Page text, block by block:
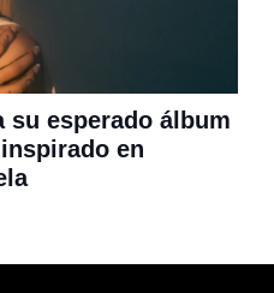
su esperado álbum
en